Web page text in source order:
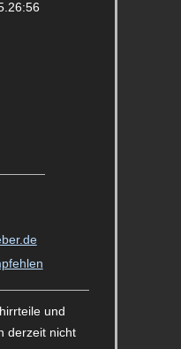
und
derzeit nicht